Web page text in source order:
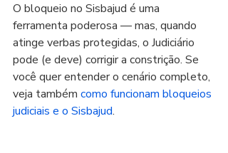
O bloqueio no Sisbajud é uma
ferramenta poderosa — mas, quando
atinge verbas protegidas, o Judiciário
pode (e deve) corrigir a constrição. Se
você quer entender o cenário completo,
veja também como funcionam bloqueios
judiciais e o Sisbajud.